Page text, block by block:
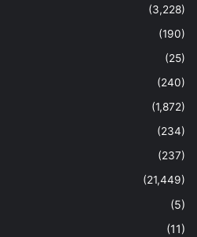
(3,228)
(190)
(25)
(240)
(1,872)
(234)
(237)
(21,449)
(5)
(11)